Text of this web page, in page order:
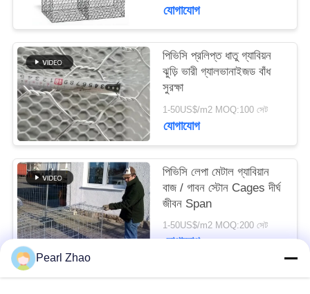
ম্যাপ
গোপনীয়তা
নীতি
যোগাযোগ
পিভিসি প্রলিপ্ত ধাতু গ্যাবিয়ন
ঝুড়ি ভারী গ্যালভানাইজড বাঁধ
সুরক্ষা
1-50US$/m2 MOQ:100 সেট
যোগাযোগ
পিভিসি লেপা মেটাল গ্যাবিয়ান
বাজ / গাবন স্টোন Cages দীর্ঘ
জীবন Span
1-50US$/m2 MOQ:200 সেট
যোগাযোগ
Pearl Zhao